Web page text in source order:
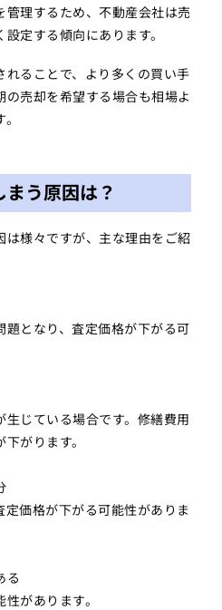
管理するため、不動産会社は売
定する傾向にあります。
れることで、より多くの買い手
売却を希望する場合も相場よ
う原因は？
様々ですが、主な理由をご紹
となり、査定価格が下がる可
じている場合です。修繕費用
がります。
価格が下がる可能性がありま
る
があります。